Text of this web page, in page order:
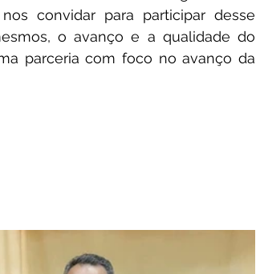
convidar para participar desse
o avanço e a qualidade do
parceria com foco no avanço da